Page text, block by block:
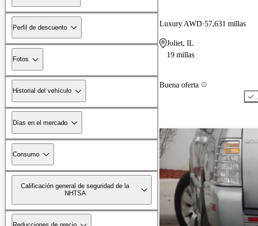
Perfil de descuento
Fotos
Historial del vehículo
Días en el mercado
Consumo
Calificación general de seguridad de la
NHTSA
Luxury AWD 57,631 millas
Joliet, IL
19 millas
Buena oferta